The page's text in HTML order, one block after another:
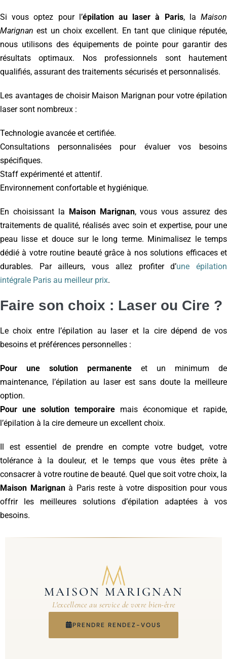
Si vous optez pour l’épilation au laser à Paris, laMaison
Marignan est un choix excellent. En tant que clinique réputée,
nous utilisons des équipements de pointe pour garantir des
résultats optimaux. Nos professionnels sont hautement
qualifiés, assurant des traitements sécurisés et personnalisés.
Les avantages de choisir Maison Marignan pour votre épilation
laser sont nombreux :
Technologie avancée et certifiée.
Consultations personnalisées pour évaluer vos besoins
spécifiques.
Staff expérimenté et attentif.
Environnement confortable et hygiénique.
En choisissant la Maison Marignan, vous vous assurez des
traitements de qualité, réalisés avec soin et expertise, pour une
peau lisse et douce sur le long terme. Minimalisez le temps
dédié à votre routine beauté grâce à nos solutions efficaces et
durables. Par ailleurs, vous allez profiter d’une épilation
intégrale Paris au meilleur prix.
Faire son choix : Laser ou Cire ?
Le choix entre l’épilation au laser et la cire dépend de vos
besoins et préférences personnelles :
Pour une solution permanente et un minimum de
maintenance, l’épilation au laser est sans doute la meilleure
option.
Pour une solution temporaire mais économique et rapide,
l’épilation à la cire demeure un excellent choix.
Il est essentiel de prendre en compte votre budget, votre
tolérance à la douleur, et le temps que vous êtes prête à
consacrer à votre routine de beauté. Quel que soit votre choix, la
Maison Marignanà Paris reste à votre disposition pour vous
offrir les meilleures solutions d’épilation adaptées à vos
besoins.
MAISON MARIGNAN
L'excellence au service de votre bien-être
PRENDRE RENDEZ-VOUS